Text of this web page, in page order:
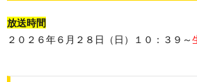
放送時間
２０２６年６月２８日（日）１０：３９～